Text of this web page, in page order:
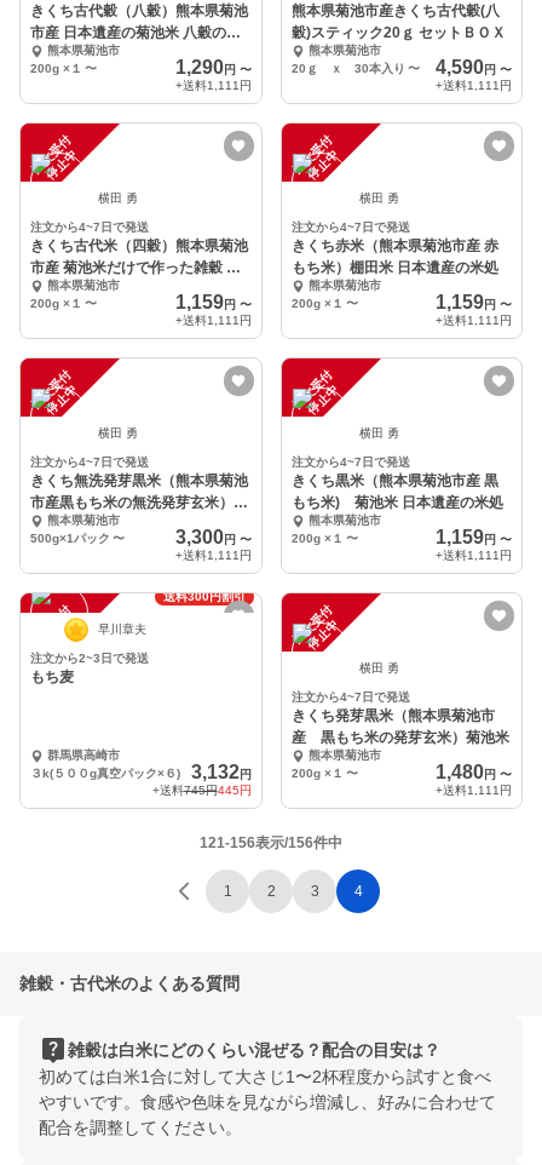
きくち古代穀（八穀）熊本県菊池
市産 日本遺産の菊池米 八穀の恵
み全部入り
熊本県菊池市
200g ×１ 〜 1,290円 〜
+送料1,111円
熊本県菊池市産きくち古代穀(八
穀)スティック20ｇ セットＢＯＸ
熊本県菊池市
20ｇ ｘ 30本入り 〜 4,590円 〜
+送料1,111円
注
文
受
付
停
止
中
横田 勇
注文から4~7日で発送
きくち古代米（四穀）熊本県菊池
市産 菊池米だけで作った雑穀 棚
田米熊本県菊池市
200g ×１ 〜 1,159円 〜
+送料1,111円
注
文
受
付
停
止
中
横田 勇
注文から4~7日で発送
きくち赤米（熊本県菊池市産 赤
もち米）棚田米 日本遺産の米処
熊本県菊池市
200g ×１ 〜 1,159円 〜
+送料1,111円
注
文
受
付
停
止
中
横田 勇
注文から4~7日で発送
きくち無洗発芽黒米（熊本県菊池
市産黒もち米の無洗発芽玄米）菊
池一族
熊本県菊池市
500g×1パック 〜 3,300円 〜
+送料1,111円
注
文
受
付
停
止
中
横田 勇
注文から4~7日で発送
きくち黒米（熊本県菊池市産 黒
もち米) 菊池米 日本遺産の米処
熊本県菊池市
200g ×１ 〜 1,159円 〜
+送料1,111円
注
文
受
付
停
止
中
送料300円割引
早川章夫
注文から2~3日で発送
もち麦
群馬県高崎市
３k(５００g真空パック×６)
3,132円
+送料745円445円
注
文
受
付
停
止
中
横田 勇
注文から4~7日で発送
きくち発芽黒米（熊本県菊池市
産 黒もち米の発芽玄米）菊池米
熊本県菊池市
200g ×１ 〜 1,480円 〜
+送料1,111円
121-156表示/156件中
1 2 3 4
雑穀・古代米のよくある質問
live_help雑穀は白米にどのくらい混ぜる？配合の目安は？
初めては白米1合に対して大さじ1〜2杯程度から試すと食べ
やすいです。食感や色味を見ながら増減し、好みに合わせて
配合を調整してください。